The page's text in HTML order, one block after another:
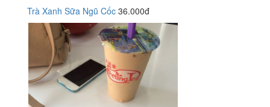
Trà Xanh Sữa Ngũ Cốc 36.000đ